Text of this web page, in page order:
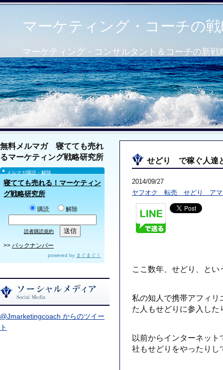
マーケティング・コーチの
マーケティング・コンサルタント＆コーチの新戦
無料メルマガ 寝てても売れ
るマーケティング戦略研究所
メルマガ購読・解除
寝てても売れる！マーケティン
グ戦略研究所
購読 解除
読者購読規約
>> バックナンバー
powered by まぐまぐ！
@Jmarketingcoach からのツイー
ト
せどり で稼ぐ人達
2014/09/27
ヤフオク 転売 せどり ア
ここ数年、せどり、と
私の知人で携帯アフィリ
た人もせどりに参入した
以前からインターネッ
社もせどりをやったりし